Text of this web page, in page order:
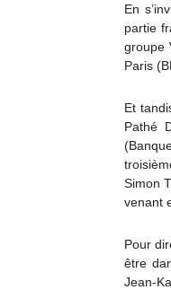
En
partie
groupe
Paris
Et
Pathé
Simon
venant
Pour
être
Jean-